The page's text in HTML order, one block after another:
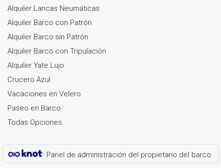
Alquiler Lancas Neumáticas
Alquiler Barco con Patrón
Alquiler Barco sin Patrón
Alquiler Barco con Tripulación
Alquiler Yate Lujo
Crucero Azul
Vacaciones en Velero
Paseo en Barco
Todas Opciones
Panel de administración del propietario del barco